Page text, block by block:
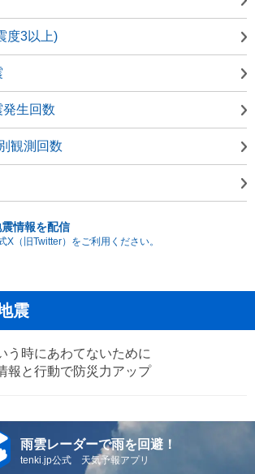
度3以上)
生回数
観測回数
情報を配信
X（旧Twitter）をご利用ください。
震
う時にあわてないために
報と行動で防災力アップ
雨雲レーダーで雨を回避！
tenki.jp公式 天気予報アプリ